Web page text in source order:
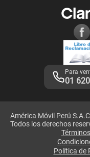
Consulta de IMEI
Consulta de reclamos
Adquirientes iPhone 6,
Mensaje de Seguridad
Términos y Condiciones
Libro de Reclamaciones
Legales de marketplace
Para
01
América Móvil Perú
Todos los derechos
Política de